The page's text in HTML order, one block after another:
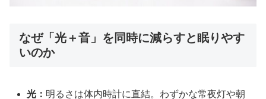
なぜ「光＋音」を同時に減らすと眠りやす
いのか
光： 明るさは体内時計に直結。わずかな常夜灯や朝